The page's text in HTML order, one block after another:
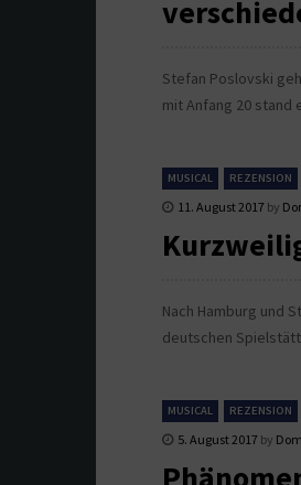
Stefan Poslovski
mit Anfang 20 stand
MUSICAL REZENSION
11. August 2017 by
Nach Hamburg und
deutschen
MUSICAL REZENSION
5. August 2017 by